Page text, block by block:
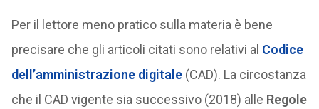
Per il lettore meno pratico sulla materia è bene
precisare che gli articoli citati sono relativi al Codice
dell’amministrazione digitale (CAD). La circostanza
che il CAD vigente sia successivo (2018) alle Regole